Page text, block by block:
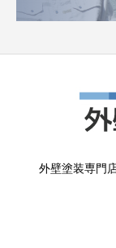
外壁塗装専門